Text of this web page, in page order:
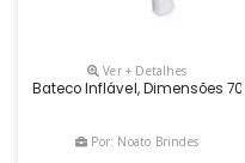
Ver + Detalhes
Bateco Inflável, Dimensões
Por: Noato Brindes